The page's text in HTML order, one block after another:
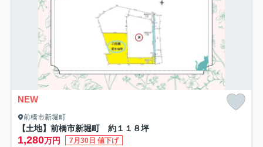
NEW
前橋市新堀町
【土地】前橋市新堀町 約１１８坪
1,280万円 7月30日 値下げ